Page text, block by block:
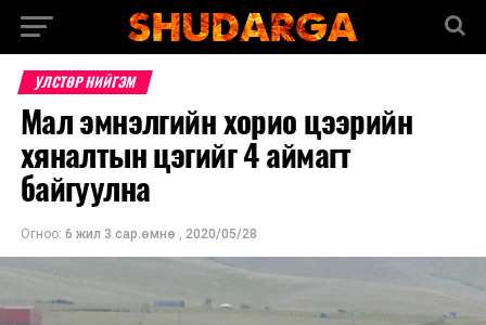
УЛСТӨР НИЙГЭМ
Мал эмнэлгийн хорио цээрийн
хяналтын цэгийг 4 аймагт
байгуулна
Огноо: 6 жил 3 сар.өмнө , 2020/05/28